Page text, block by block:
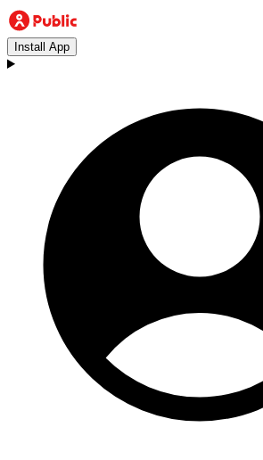
Install App